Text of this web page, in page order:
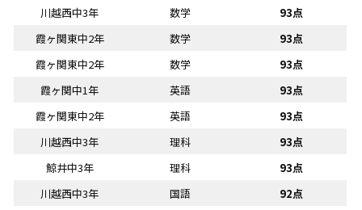
川越西中3年
数学
93点
霞ヶ関東中2年
数学
93点
霞ヶ関東中2年
数学
93点
霞ヶ関中1年
英語
93点
霞ヶ関東中2年
英語
93点
川越西中3年
理科
93点
鯨井中3年
理科
93点
川越西中3年
国語
92点